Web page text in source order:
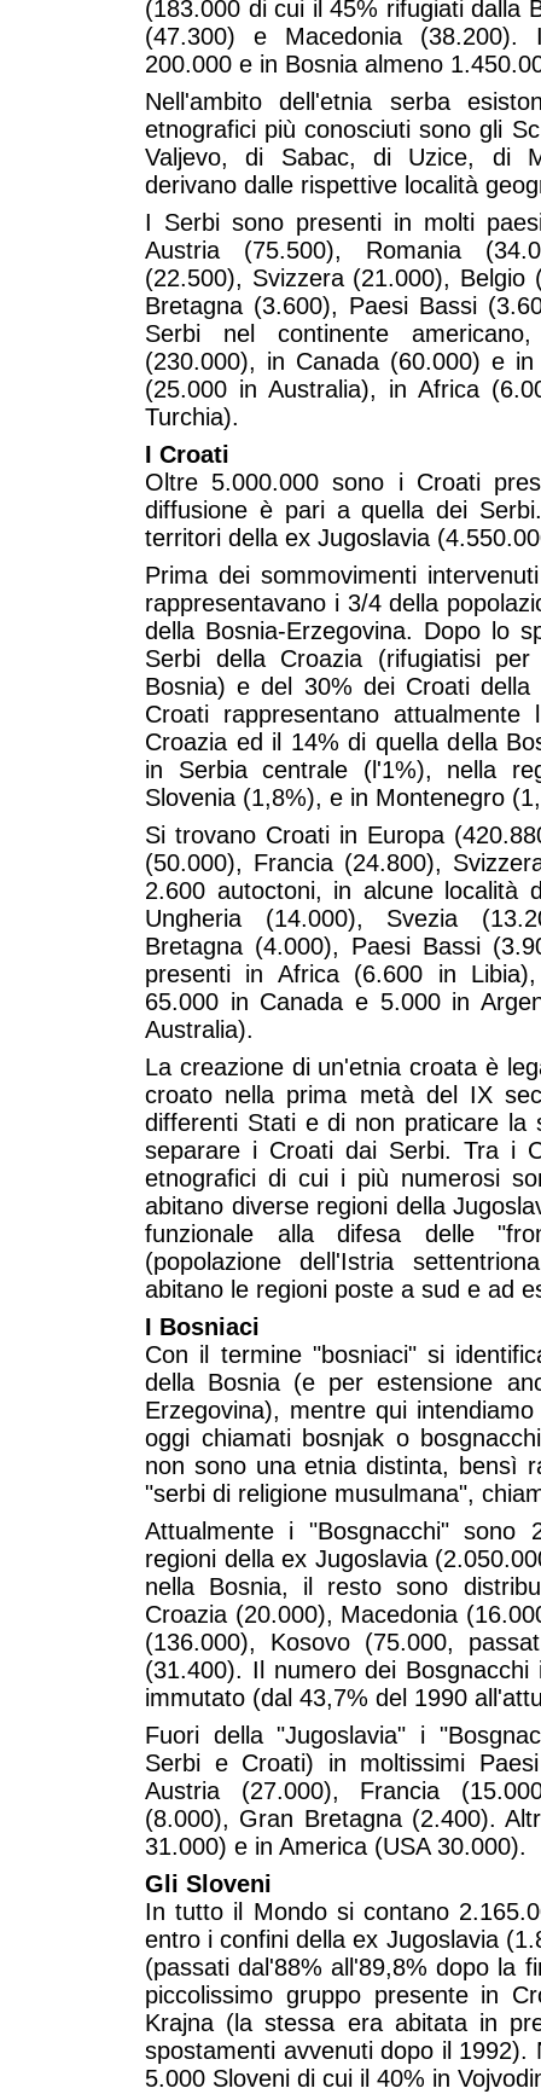
(183.000 di cui il 45% rifugiati dalla
(47.300) e Macedonia
200.000 e in Bosnia almeno
Nell'ambito dell'etnia serba
etnografici più conosciuti sono gli
Valjevo, di Sabac, di Uzice, di
derivano dalle rispettive località
I Serbi sono presenti in molti
Austria (75.500), Romania
(22.500), Svizzera (21.000),
Bretagna (3.600), Paesi Bassi
Serbi nel continente
(230.000), in Canada (60.000) e
(25.000 in Australia), in Africa
Turchia).
I Croati
Oltre 5.000.000 sono i Croati
diffusione è pari a quella dei
territori della ex Jugoslavia
Prima dei sommovimenti
rappresentavano i 3/4 della
della Bosnia-Erzegovina. Dopo lo
Serbi della Croazia (rifugiatisi
Bosnia) e del 30% dei Croati
Croati rappresentano attualmente
Croazia ed il 14% di quella della
in Serbia centrale (l'1%), nella
Slovenia (1,8%), e in Montenegro
Si trovano Croati in Europa
(50.000), Francia (24.800),
2.600 autoctoni, in alcune località
Ungheria (14.000), Svezia
Bretagna (4.000), Paesi Bassi
presenti in Africa (6.600 in
65.000 in Canada e 5.000 in
Australia).
La creazione di un'etnia croata è
croato nella prima metà del IX
differenti Stati e di non praticare la
separare i Croati dai Serbi. Tra i
etnografici di cui i più numerosi
abitano diverse regioni della
funzionale alla difesa delle
(popolazione dell'Istria
abitano le regioni poste a sud e ad
I Bosniaci
Con il termine "bosniaci" si
della Bosnia (e per estensione
Erzegovina), mentre qui
oggi chiamati bosnjak o
non sono una etnia distinta, bensì
"serbi di religione musulmana",
Attualmente i "Bosgnacchi"
regioni della ex Jugoslavia
nella Bosnia, il resto sono
Croazia (20.000), Macedonia
(136.000), Kosovo (75.000,
(31.400). Il numero dei
immutato (dal 43,7% del 1990
Fuori della "Jugoslavia" i
Serbi e Croati) in moltissimi
Austria (27.000), Francia
(8.000), Gran Bretagna (2.400).
31.000) e in America (USA 30.000).
Gli Sloveni
In tutto il Mondo si contano
entro i confini della ex Jugoslavia
(passati dal'88% all'89,8% dopo la
piccolissimo gruppo presente in
Krajna (la stessa era abitata in
spostamenti avvenuti dopo il
5.000 Sloveni di cui il 40% in